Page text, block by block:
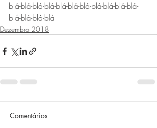
blá-blá-blá-blá-blá-blá-blá-blá-blá-blá-blá-
blá-blá-blá-blá
Dezembro 2018
Comentários